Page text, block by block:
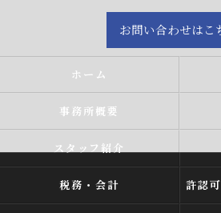
お問い合わせはこ
ホーム
事務所概要
スタッフ紹介
税務・会計 許認